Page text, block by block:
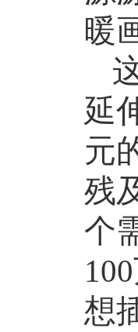
暖
延
元
残
个
100
想